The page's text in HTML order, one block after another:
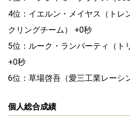
4位：イエルン・メイヤス（トレ
クリングチーム） +0秒
5位：ルーク・ランパーティ（ト
+0秒
6位：草場啓吾（愛三工業レーシ
個人総合成績